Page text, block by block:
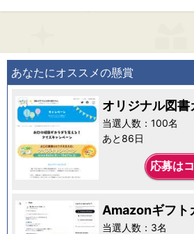
あなたにオススメの懸賞
オリジナル図
当選人数：100名
あと86日
応募は
Amazonギフ
当選人数：3名